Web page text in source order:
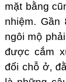
mặt bằng
nhiệm. Gần
ngôi mộ
được cắm
đổi chỗ ở,